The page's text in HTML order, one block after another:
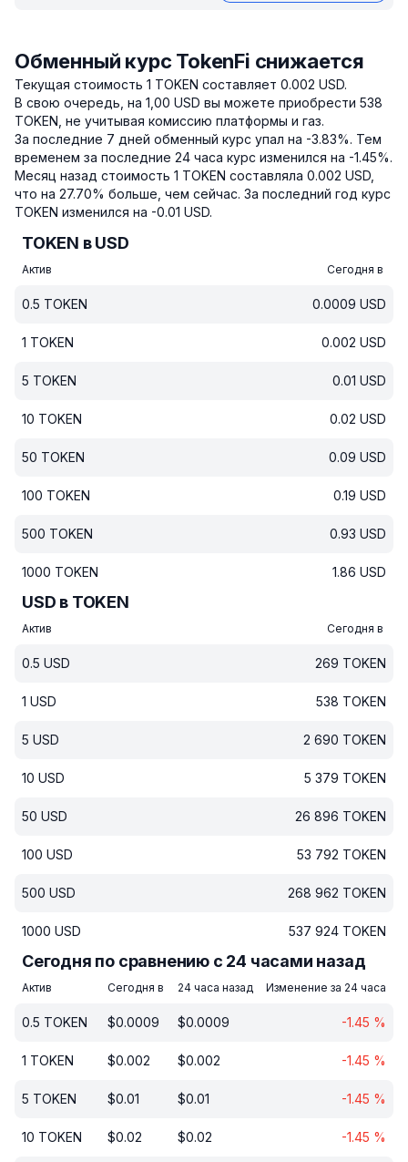
Обменный курс TokenFi снижается
Текущая стоимость 1 TOKEN составляет 0.002 USD.
В свою очередь, на 1,00 USD вы можете приобрести 538
TOKEN, не учитывая комиссию платформы и газ.
За последние 7 дней обменный курс упал на -3.83%. Тем
временем за последние 24 часа курс изменился на -1.45%.
Месяц назад стоимость 1 TOKEN составляла 0.002 USD,
что на 27.70% больше, чем сейчас. За последний год курс
TOKEN изменился на -0.01 USD.
TOKEN в USD
Актив Сегодня в
0.5 TOKEN 0.0009 USD
1 TOKEN 0.002 USD
5 TOKEN 0.01 USD
10 TOKEN 0.02 USD
50 TOKEN 0.09 USD
100 TOKEN 0.19 USD
500 TOKEN 0.93 USD
1000 TOKEN 1.86 USD
USD в TOKEN
Актив Сегодня в
0.5 USD 269 TOKEN
1 USD 538 TOKEN
5 USD 2 690 TOKEN
10 USD 5 379 TOKEN
50 USD 26 896 TOKEN
100 USD 53 792 TOKEN
500 USD 268 962 TOKEN
1000 USD 537 924 TOKEN
Сегодня по сравнению с 24 часами назад
Актив Сегодня в 24 часа назад Изменение за 24 часа
0.5 TOKEN $0.0009 $0.0009 -1.45 %
1 TOKEN $0.002 $0.002 -1.45 %
5 TOKEN $0.01 $0.01 -1.45 %
10 TOKEN $0.02 $0.02 -1.45 %